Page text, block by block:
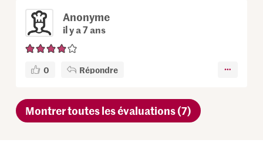
Anonyme
il y a 7 ans
0 Répondre
Montrer toutes les évaluations (7)